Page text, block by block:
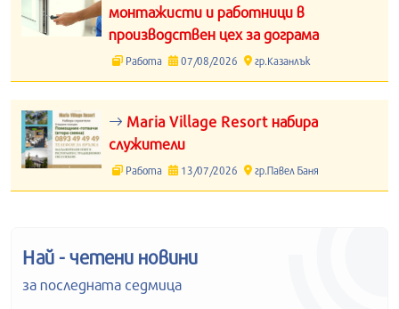
монтажисти и работници в
производствен цех за дограма
Работа 07/08/2026 гр.Казанлък
Maria Village Resort набира
служители
Работа 13/07/2026 гр.Павел Баня
Най - четени новини
за последната седмица